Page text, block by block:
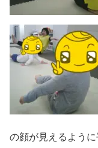
の顔が見えるよう